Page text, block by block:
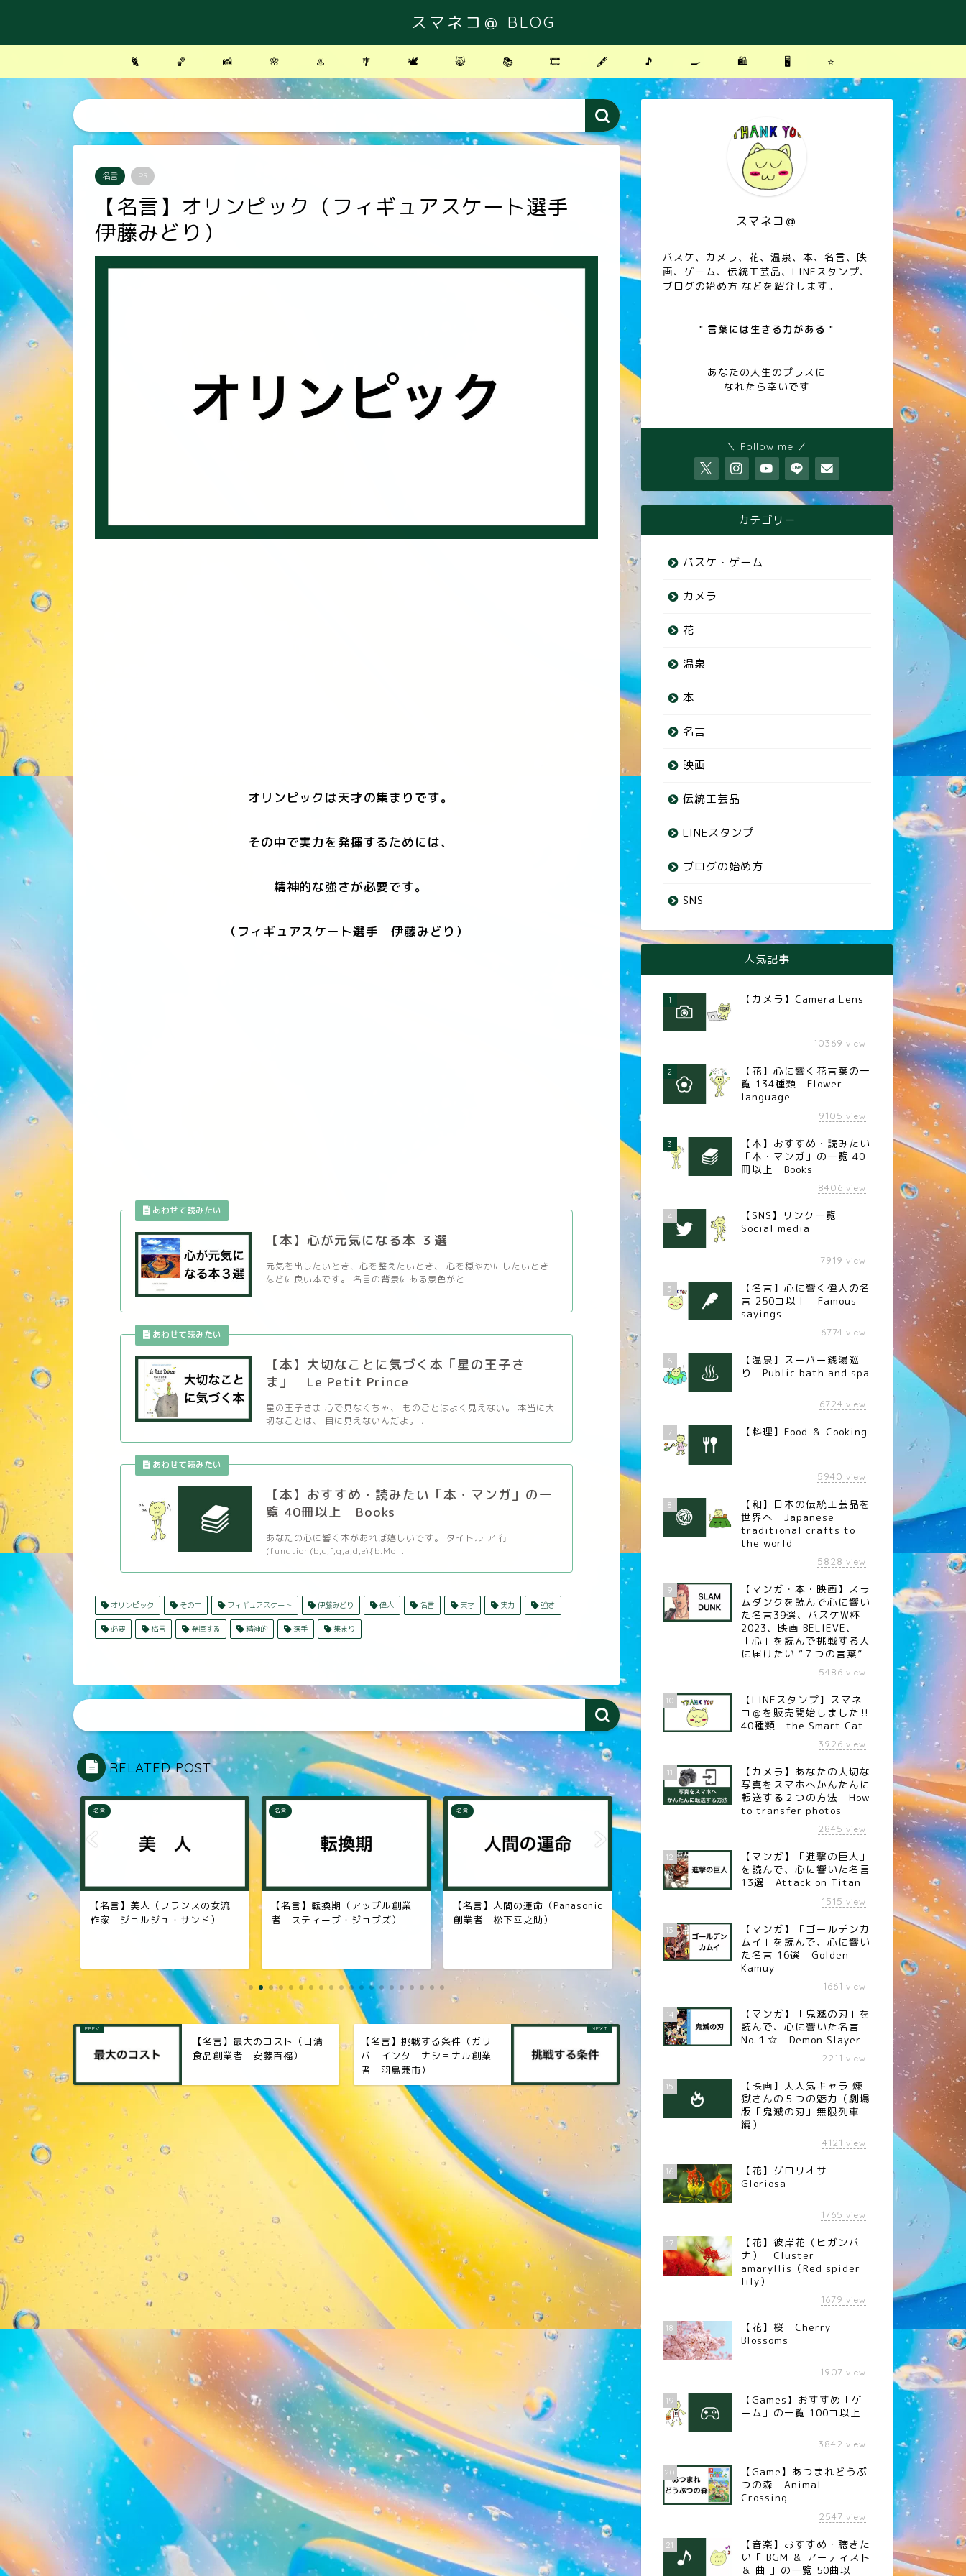
スマネコ＠ BLOG
🐈 🏀 📸 🌸 ♨️ 🎐 🕊 😸 📚 🎞 🖋 🎵 🍳 🛍 🖥 ⭐️
名言 PR
【名言】オリンピック（フィギュアスケート選手
伊藤みどり）
オリンピックは天才の集まりです。
その中で実力を発揮するためには、
精神的な強さが必要です。
（フィギュアスケート選手 伊藤みどり）
【本】心が元気になる本 ３選
元気を出したいとき、心を整えたいとき、 心を穏やかにしたいとき
などに良い本です。 名言の背景にある景色がと...
【本】大切なことに気づく本「星の王子さ
ま」 Le Petit Prince
星の王子さま 心で見なくちゃ、 ものごとはよく見えない。 本当に大
切なことは、 目に見えないんだよ。 ...
【本】おすすめ・読みたい「本・マンガ」の一
覧 40冊以上 Books
あなたの心に響く本があれば嬉しいです。 タイトル ア 行
(function(b,c,f,g,a,d,e){b.Mo...
オリンピック その中 フィギュアスケート 伊藤みどり 偉人 名言 天才 実力 強さ
必要 格言 発揮する 精神的 選手 集まり
RELATED POST
スの女流
名言
【名言】転換期（アップル創業
者 スティーブ・ジョブズ）
名言
【名言】人間の運命（Panasonic
創業者 松下幸之助）
名言
【名言】真の勇気（スペインの
作家 セルバンテス）
名言
明家 トーマス・エジソン）
名言
【名言】己を知る（小説家 夏
【名言】最大のコスト（日清
食品創業者 安藤百福）
【名言】挑戦する条件（ガリ
バーインターナショナル創業
者 羽鳥兼市）
スマネコ＠
バスケ、カメラ、花、温泉、本、名言、映
画、ゲーム、伝統工芸品、LINEスタンプ、
ブログの始め方 などを紹介します。
" 言葉には生きる力がある "
あなたの人生のプラスに
なれたら幸いです
＼ Follow me ／
カテゴリー
バスケ・ゲーム
カメラ
花
温泉
本
名言
映画
伝統工芸品
LINEスタンプ
ブログの始め方
SNS
人気記事
1 【カメラ】Camera Lens
10369 view
2
【花】心に響く花言葉の一
覧 134種類 Flower
language
9105 view
3
【本】おすすめ・読みたい
「本・マンガ」の一覧 40
冊以上 Books
8406 view
4
【SNS】リンク一覧
Social media
7919 view
5
【名言】心に響く偉人の名
言 250コ以上 Famous
sayings
6774 view
6
【温泉】スーパー銭湯巡
り Public bath and spa
6724 view
7 【料理】Food ＆ Cooking
5940 view
8
【和】日本の伝統工芸品を
世界へ Japanese
traditional crafts to
the world
5828 view
9
【マンガ・本・映画】スラ
ムダンクを読んで心に響い
た名言39選、バスケW杯
2023、映画 BELIEVE、
「心」を読んで挑戦する人
に届けたい “７つの言葉”
5486 view
10
【LINEスタンプ】スマネ
コ＠を販売開始しました‼︎
40種類 the Smart Cat
3926 view
11
【カメラ】あなたの大切な
写真をスマホへかんたんに
転送する２つの方法 How
to transfer photos
2845 view
12
【マンガ】「進撃の巨人」
を読んで、心に響いた名言
13選 Attack on Titan
1515 view
13
【マンガ】「ゴールデンカ
ムイ」を読んで、心に響い
た名言 16選 Golden
Kamuy
1661 view
14
【マンガ】「鬼滅の刃」を
読んで、心に響いた名言
No.１☆ Demon Slayer
2211 view
15
【映画】大人気キャラ 煉󠄁
獄さんの５つの魅力（劇場
版「鬼滅の刃」無限列車
編）
4121 view
16
【花】グロリオサ
Gloriosa
1765 view
17
【花】彼岸花（ヒガンバ
ナ） Cluster
amaryllis（Red spider
lily）
1679 view
18
【花】桜 Cherry
Blossoms
1907 view
19
【Games】おすすめ「ゲ
ーム」の一覧 100コ以上
3842 view
20
【Game】あつまれどうぶ
つの森 Animal
Crossing
2547 view
21
【音楽】おすすめ・聴きた
い「 BGM ＆ アーティスト
＆ 曲 」の一覧 50曲以